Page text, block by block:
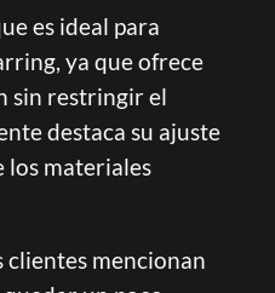
es ideal para
ya que ofrece
sin restringir el
destaca su ajuste
los materiales
clientes mencionan